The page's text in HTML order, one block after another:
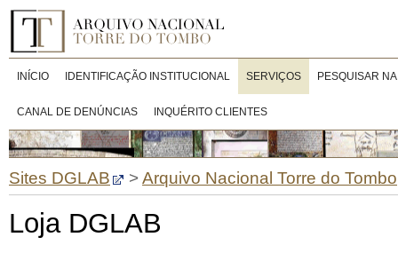
INÍCIO IDENTIFICAÇÃO INSTITUCIONAL SERVIÇOS PESQUISAR
CANAL DE DENÚNCIAS INQUÉRITO CLIENTES
Sites DGLAB >Arquivo Nacional Torre do Tombo
Loja DGLAB